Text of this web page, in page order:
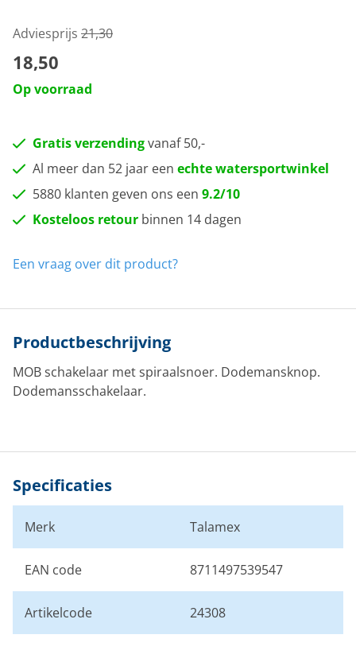
Adviesprijs 21,30
18,50
Op voorraad
Gratis verzendingvanaf 50,-
Al meer dan 52 jaar een echte watersportwinkel
5880 klanten geven ons een 9.2/10
Kosteloos retour binnen 14 dagen
Een vraag over dit product?
Productbeschrijving
MOB schakelaar met spiraalsnoer. Dodemansknop.
Dodemansschakelaar.
Specificaties
Merk Talamex
EAN code 8711497539547
Artikelcode 24308